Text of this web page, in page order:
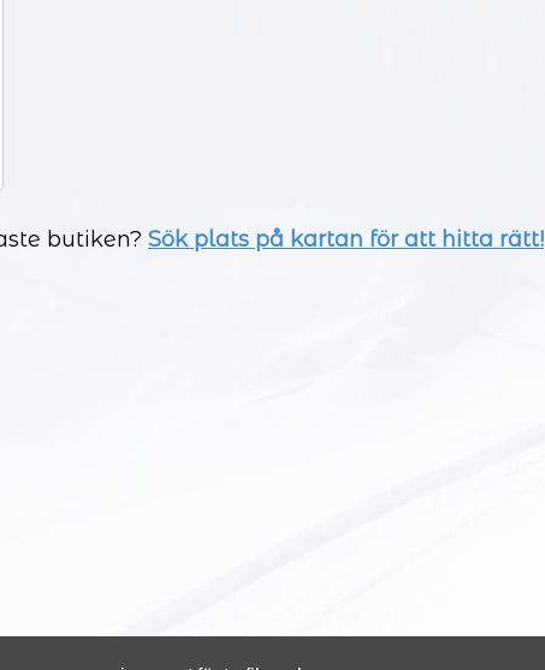
butiken? Sök plats på kartan för att hitta rätt!